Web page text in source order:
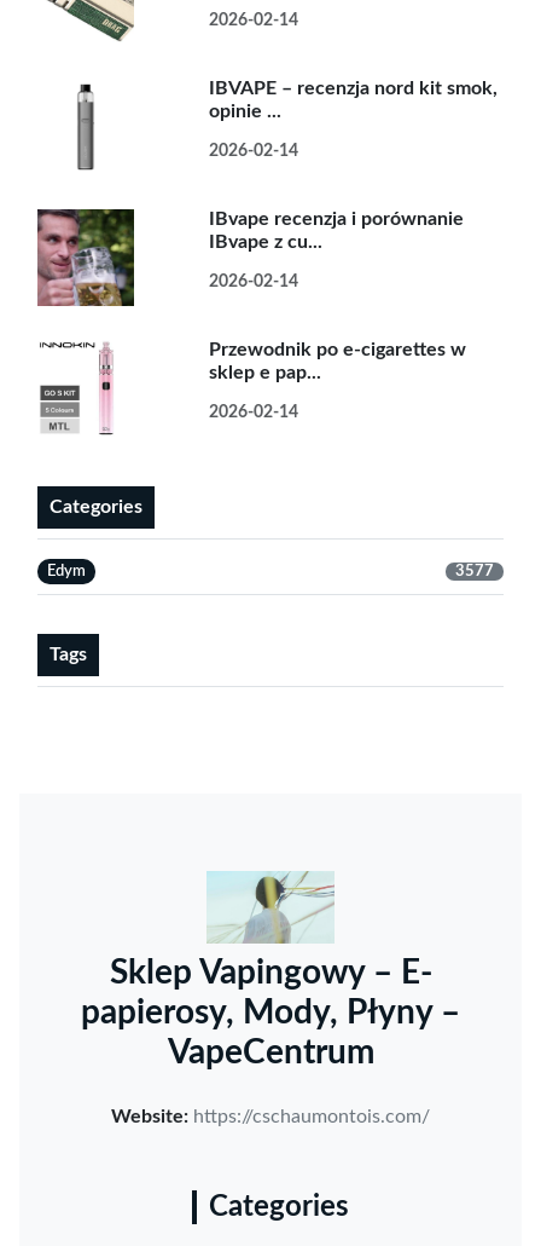
2026-02-14
IBVAPE – recenzja nord kit smok,
opinie ...
2026-02-14
IBvape recenzja i porównanie
IBvape z cu...
2026-02-14
Przewodnik po e-cigarettes w
sklep e pap...
2026-02-14
Categories
Edym 3577
Tags
Sklep Vapingowy – E-
papierosy, Mody, Płyny –
VapeCentrum
Website: https://cschaumontois.com/
Categories